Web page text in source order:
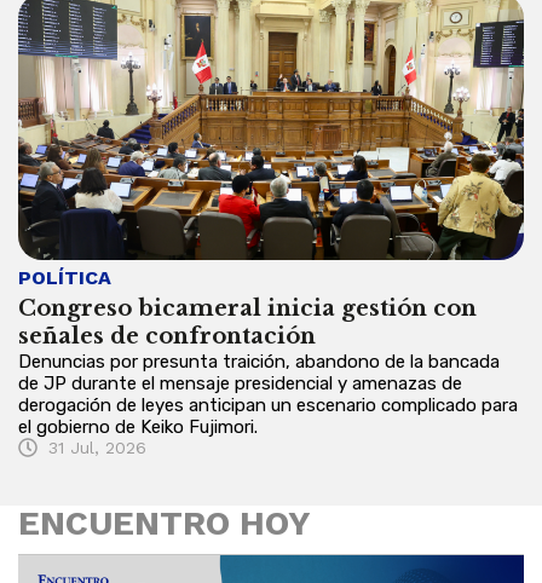
POLÍTICA
Congreso bicameral inicia gestión con
señales de confrontación
Denuncias por presunta traición, abandono de la bancada
de JP durante el mensaje presidencial y amenazas de
derogación de leyes anticipan un escenario complicado para
el gobierno de Keiko Fujimori.
31 Jul, 2026
ENCUENTRO HOY